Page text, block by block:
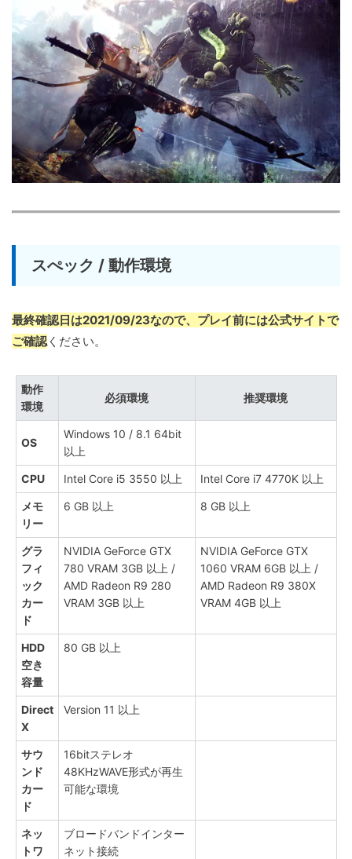
スぺック / 動作環境
最終確認日は2021/09/23なので、プレイ前には公式サイトで
ご確認ください。
動作
環境
必須環境 推奨環境
OS
Windows 10 / 8.1 64bit
以上
CPU Intel Core i5 3550 以上 Intel Core i7 4770K 以上
メモ
リー
6 GB 以上 8 GB 以上
グラ
フィ
ック
カー
ド
NVIDIA GeForce GTX
780 VRAM 3GB 以上 /
AMD Radeon R9 280
VRAM 3GB 以上
NVIDIA GeForce GTX
1060 VRAM 6GB 以上 /
AMD Radeon R9 380X
VRAM 4GB 以上
HDD
空き
容量
80 GB 以上
Direct
X
Version 11 以上
サウ
ンド
カー
ド
16bitステレオ
48KHzWAVE形式が再生
可能な環境
ネッ
トワ
ブロードバンドインター
ネット接続